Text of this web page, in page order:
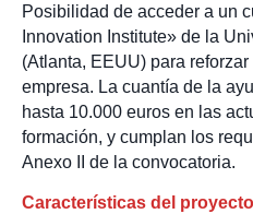
Posibilidad de acceder a un
Innovation Institute» de la
(Atlanta, EEUU) para
empresa. La cuantía de la
hasta 10.000 euros en las
formación, y cumplan los
Anexo II de la convocatoria.
Características del